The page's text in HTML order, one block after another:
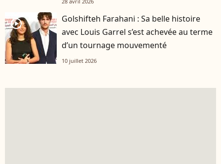
player2
Golshifteh Farahani : Sa belle histoire
avec Louis Garrel s’est achevée au terme
d’un tournage mouvementé
10 juillet 2026